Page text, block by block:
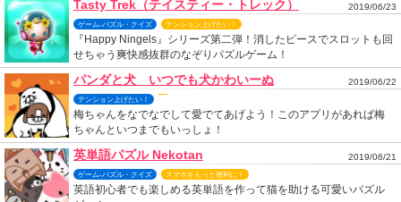
Tasty Trek（テイスティー・トレック） 2019/06/23
ゲーム-パズル・クイズ テンション上げたい！
『Happy Ningels』シリーズ第二弾！消したピースでスロットも回
せちゃう爽快感抜群のなぞりパズルゲーム！
パンダと犬 いつでも犬かわいーぬ 2019/06/22
テンション上げたい！
梅ちゃんをなでなでして愛でてあげよう！このアプリがあれば梅
ちゃんといつまでもいっしょ！
英単語パズル Nekotan 2019/06/21
ゲーム-パズル・クイズ スマホをもっと便利に！
英語初心者でも楽しめる英単語を作って猫を助ける可愛いパズル